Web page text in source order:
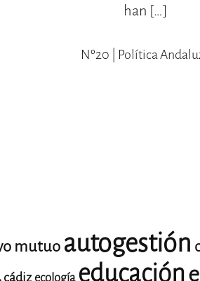
han […]
Nº20 | Política
mutuo autogestión
cádiz ecología educación